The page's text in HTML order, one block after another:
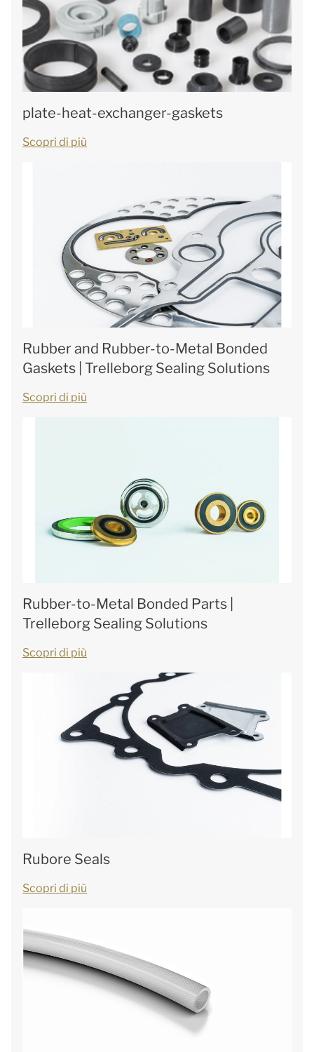
plate-heat-exchanger-gaskets
Scopri di più
Rubber and Rubber-to-Metal Bonded
Gaskets | Trelleborg Sealing Solutions
Scopri di più
Rubber-to-Metal Bonded Parts |
Trelleborg Sealing Solutions
Scopri di più
Rubore Seals
Scopri di più